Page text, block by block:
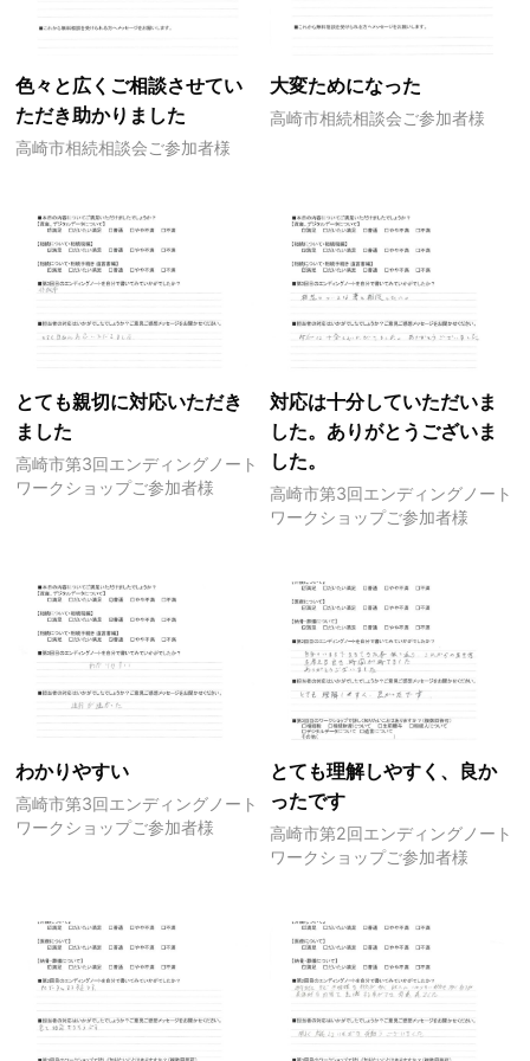
色々と広くご相談させてい
ただき助かりました
高崎市相続相談会ご参加者様
大変ためになった
高崎市相続相談会ご参加者様
とても親切に対応いただき
ました
高崎市第3回エンディングノート
ワークショップご参加者様
対応は十分していただいま
した。ありがとうございま
した。
高崎市第3回エンディングノート
ワークショップご参加者様
わかりやすい
高崎市第3回エンディングノート
ワークショップご参加者様
とても理解しやすく、良か
ったです
高崎市第2回エンディングノート
ワークショップご参加者様